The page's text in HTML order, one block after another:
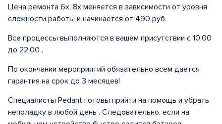
Цена ремонта 6х, 8x меняется в зависимости от уровня
сложности работы и начинается от 490 руб.
Все процессы выполняются в вашем присутствии с 10:00
до 22:00 .
По окончании мероприятий обязательно всем дается
гарантия на срок до 3 месяцев!
Специалисты Pedant готовы прийти на помощь и убрать
неполадку в любой день . Следовательно, если на